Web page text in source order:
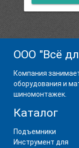
ООО "Всё
Компания
оборудования и
шиномонтажек.
Каталог
Подъемники
Инструмент для